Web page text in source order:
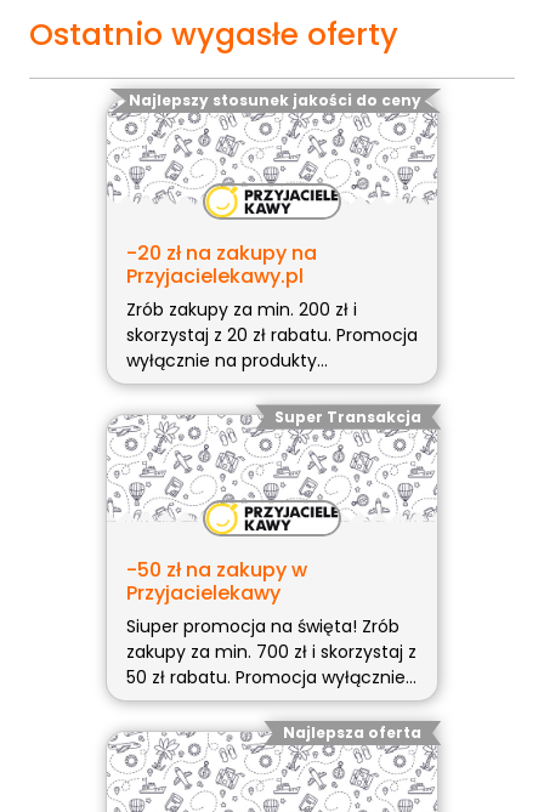
Ostatnio wygasłe oferty
Najlepszy stosunek jakości do ceny
-20 zł na zakupy na
Przyjacielekawy.pl
Zrób zakupy za min. 200 zł i
skorzystaj z 20 zł rabatu. Promocja
wyłącznie na produkty
nieprzecenione. Aby aktywować,
wklej kod promocyjny w koszyku.
(więcej…)
Super Transakcja
-50 zł na zakupy w
Przyjacielekawy
Siuper promocja na święta! Zrób
zakupy za min. 700 zł i skorzystaj z
50 zł rabatu. Promocja wyłącznie
na produkty nieprzecenione. Aby
aktywować, wklej (więcej…)
Najlepsza oferta